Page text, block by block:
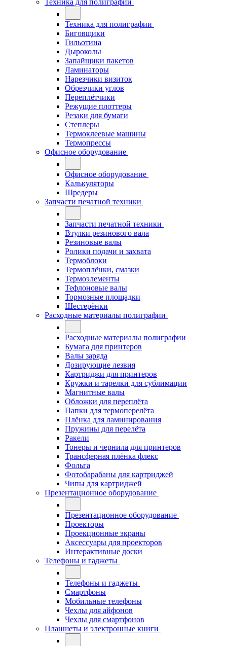
Техника для полиграфии
Техника для полиграфии
Биговщики
Гильотина
Дыроколы
Запайщики пакетов
Ламинаторы
Нарезчики визиток
Обрезчики углов
Переплётчики
Режущие плоттеры
Резаки для бумаги
Степлеры
Термоклеевые машины
Термопрессы
Офисное оборудование
Офисное оборудование
Калькуляторы
Шредеры
Запчасти печатной техники
Запчасти печатной техники
Втулки резинового вала
Резиновые валы
Ролики подачи и захвата
Термоблоки
Термоплёнки, смазки
Термоэлементы
Тефлоновые валы
Тормозные площадки
Шестерёнки
Расходные материалы полиграфии
Расходные материалы полиграфии
Бумага для принтеров
Валы заряда
Дозирующие лезвия
Картриджи для принтеров
Кружки и тарелки для сублимации
Магнитные валы
Обложки для переплёта
Папки для термоперелёта
Плёнка для ламинирования
Пружины для перелёта
Ракели
Тонеры и чернила для принтеров
Трансферная плёнка флекс
Фольга
Фотобарабаны для картриджей
Чипы для картриджей
Презентационное оборудование
Презентационное оборудование
Проекторы
Проекционные экраны
Аксессуары для проекторов
Интерактивные доски
Телефоны и гаджеты
Телефоны и гаджеты
Смартфоны
Мобильные телефоны
Чехлы для айфонов
Чехлы для смартфонов
Планшеты и электронные книги